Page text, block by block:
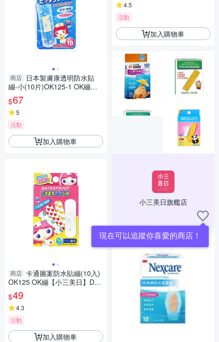
商店 日本製膚康透明防水貼
繃-小(10片)OK125-1 OK繃
【小三美日】DS002665
$67
5
活動
加入購物車
商店 卡通圖案防水貼繃(10入)
OK125 OK繃【小三美日】DS0
02666
$49
4.3
活動
加入購物車
4.5
活動
加入購物車
小三美日旗艦店
現在可以追蹤你喜愛的商店！